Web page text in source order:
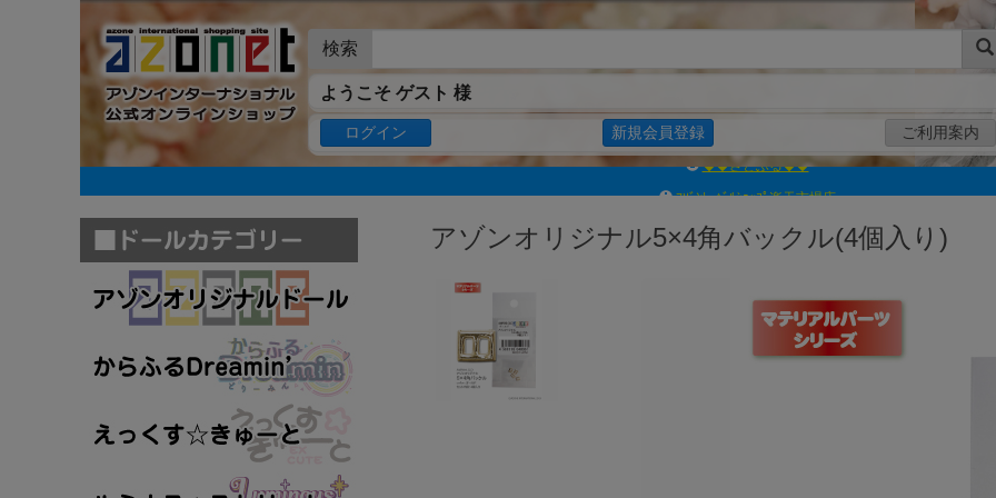
検索
ようこそ ゲスト 様
ログイン 新規会員登録 ご利用案内
ｱｿﾞﾝｵﾝﾗｲﾝｼｮｯﾌﾟX
◆◆さとふる◆◆
アゾンオリジナル5×4角バックル(4個入り)